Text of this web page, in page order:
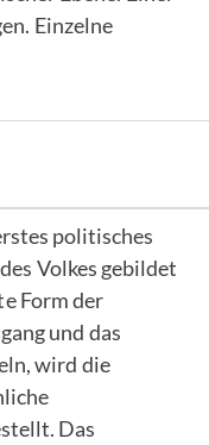
Einzelne
politisches
Volkes gebildet
Form der
und das
wird die
Das